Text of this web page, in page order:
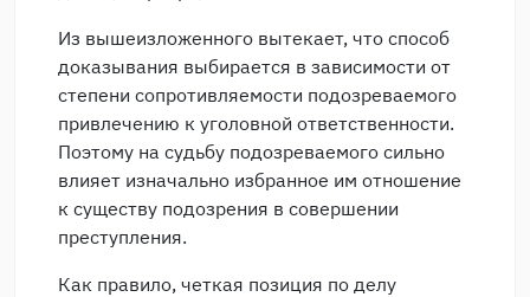
Из вышеизложенного вытекает, что способ
доказывания выбирается в зависимости от
степени сопротивляемости подозреваемого
привлечению к уголовной ответственности.
Поэтому на судьбу подозреваемого сильно
влияет изначально избранное им отношение
к существу подозрения в совершении
преступления.
Как правило, четкая позиция по делу